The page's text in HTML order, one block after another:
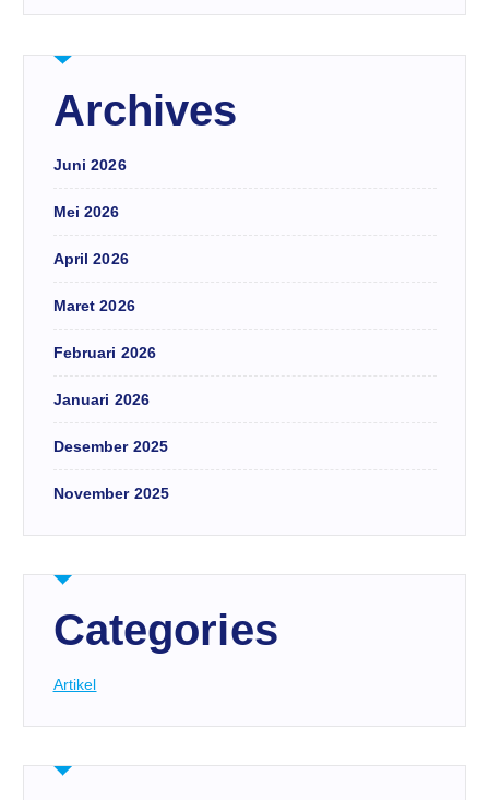
Archives
Juni 2026
Mei 2026
April 2026
Maret 2026
Februari 2026
Januari 2026
Desember 2025
November 2025
Categories
Artikel